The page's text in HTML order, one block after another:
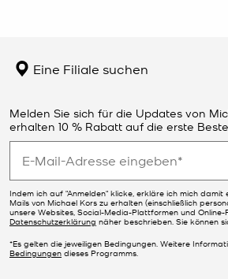
Eine Filiale suchen
Melden Sie sich für die Updates von
erhalten 10 % Rabatt auf die erste
Indem ich auf "Anmelden" klicke, erkläre ich mich
Mails von Michael Kors zu erhalten (einschließlich
unsere Websites, Social-Media-Plattformen und Online-
Datenschutzerklärung näher beschrieben. Sie können
*Es gelten die jeweiligen Bedingungen. Weitere
Bedingungen dieses Programms.